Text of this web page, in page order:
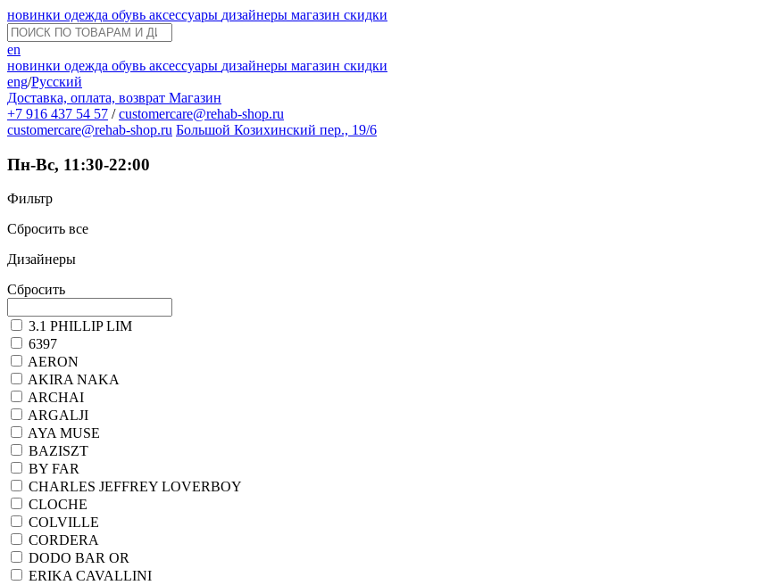
новинки одежда обувь аксессуары дизайнеры магазин скидки
en
новинки одежда обувь аксессуары дизайнеры магазин скидки
eng/Русский
Доставка, оплата, возврат Магазин
+7 916 437 54 57 / customercare@rehab-shop.ru
customercare@rehab-shop.ru Большой Козихинский пер., 19/6
Пн-Вс, 11:30-22:00
Фильтр
Сбросить все
Дизайнеры
Сбросить
3.1 PHILLIP LIM
6397
AERON
AKIRA NAKA
ARCHAI
ARGALJI
AYA MUSE
BAZISZT
BY FAR
CHARLES JEFFREY LOVERBOY
CLOCHE
COLVILLE
CORDERA
DODO BAR OR
ERIKA CAVALLINI